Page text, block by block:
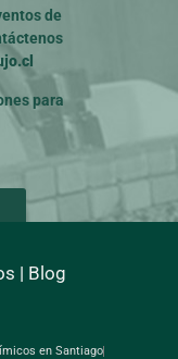
de
para
| Blog
en Santiago